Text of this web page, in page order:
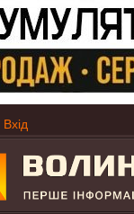
Вхід